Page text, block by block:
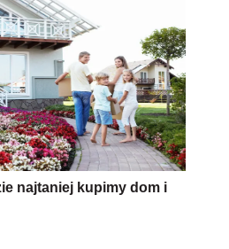
najtaniej kupimy dom i